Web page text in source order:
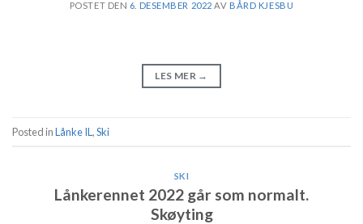
POSTET DEN 6. DESEMBER 2022 AV BÅRD KJESBU
LES MER →
Posted inLånke IL ,Ski
SKI
Lånkerennet 2022 går som normalt.
Skøyting